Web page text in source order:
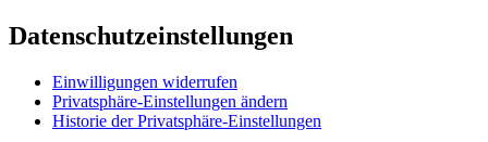
Datenschutzeinstellungen
Einwilligungen widerrufen
Privatsphäre-Einstellungen ändern
Historie der Privatsphäre-Einstellungen